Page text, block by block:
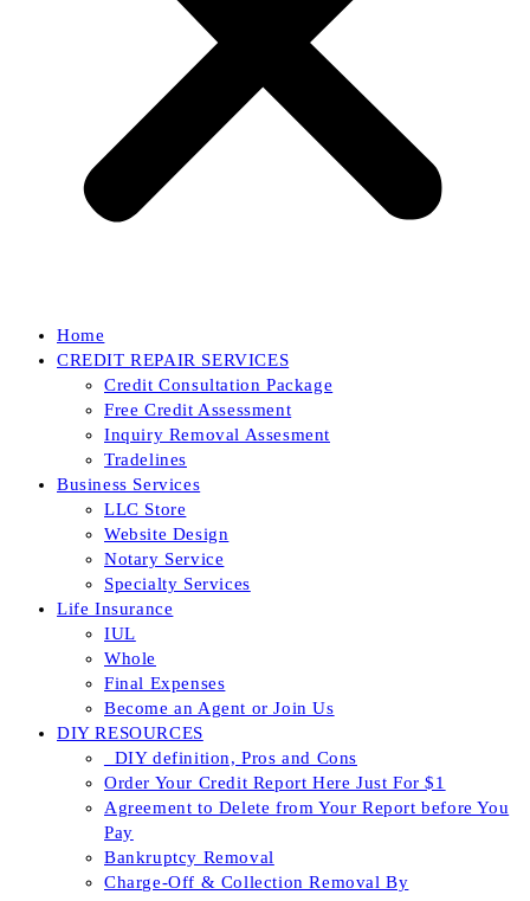
Home
CREDIT REPAIR SERVICES
Credit Consultation Package
Free Credit Assessment
Inquiry Removal Assesment
Tradelines
Business Services
LLC Store
Website Design
Notary Service
Specialty Services
Life Insurance
IUL
Whole
Final Expenses
Become an Agent or Join Us
DIY RESOURCES
_DIY definition, Pros and Cons
Order Your Credit Report Here Just For $1
Agreement to Delete from Your Report before You
Pay
Bankruptcy Removal
Charge-Off & Collection Removal By